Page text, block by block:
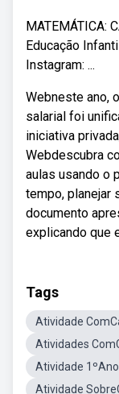
MATEMÁTICA:
Educação
Instagram: ...
Webneste ano,
salarial foi
iniciativa
Webdescubra
aulas usando o
tempo, planejar
documento
explicando que
Tags
Atividade
Atividades
Atividade
Atividade